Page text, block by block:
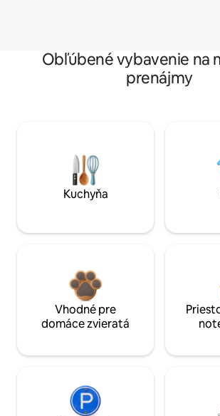
Obľúbené vybavenie na
prenájmy
Kuchyňa
Vhodné pre
domáce zvieratá